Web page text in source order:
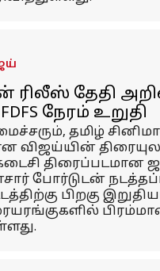
தேதி
நேரம் உறுதி
தமிழ்
விஜய்யின்
திரைப்படமான
போர்டுடன்
பிறகு